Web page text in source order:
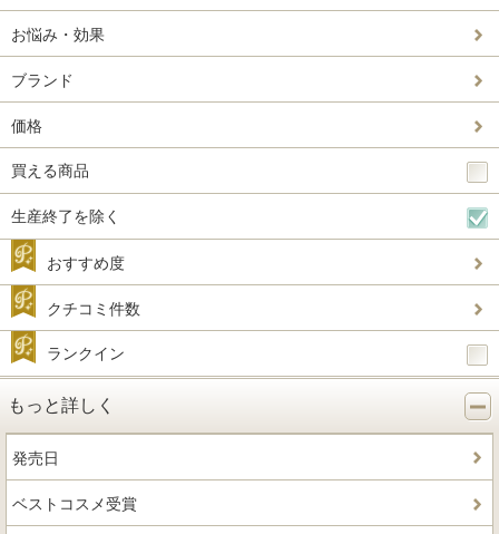
お悩み・効果
ブランド
価格
買える商品
生産終了を除く
おすすめ度
クチコミ件数
ランクイン
もっと詳しく
発売日
ベストコスメ受賞